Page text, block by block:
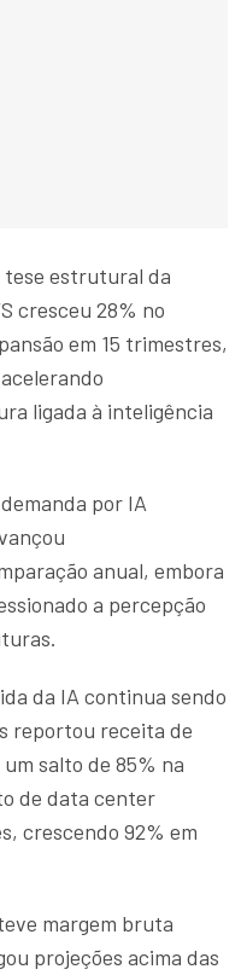
tese estrutural da
cresceu 28% no
em 15 trimestres,
ligada à inteligência
por IA
anual, embora
a percepção
da IA continua sendo
reportou receita de
salto de 85% na
de data center
crescendo 92% em
margem bruta
projeções acima das